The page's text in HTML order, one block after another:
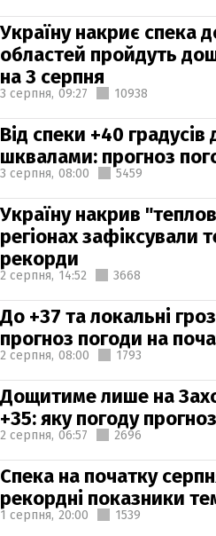
Україну накриє спека
областей пройдуть
на 3 серпня
3 серпня, 09:27 10938
Від спеки +40 градусів
шквалами: прогноз
3 серпня, 08:00 5459
Україну накрив
регіонах зафіксували
рекорди
2 серпня, 14:52 3668
До +37 та локальні
прогноз погоди на
2 серпня, 08:00 1793
Дощитиме лише на
+35: яку погоду
2 серпня, 06:57 2696
Спека на початку
рекордні показники
1 серпня, 20:00 1539